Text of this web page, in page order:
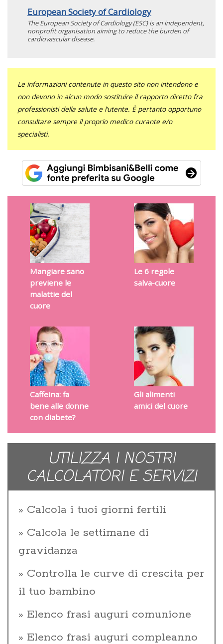
European Society of Cardiology
The European Society of Cardiology (ESC) is an independent,
nonprofit organisation aiming to reduce the burden of
cardiovascular disease.
Le informazioni contenute in questo sito non intendono e
non devono in alcun modo sostituire il rapporto diretto fra
professionisti della salute e l’utente. È pertanto opportuno
consultare sempre il proprio medico curante e/o
specialisti.
Mangiare sano
previene le
malattie del
cuore
Le 6 regole
salva-cuore
Caffeina: fa
bene alle donne
con diabete?
Gli alimenti
amici del cuore
UTILIZZA I NOSTRI
CALCOLATORI E SERVIZI
Calcola i tuoi giorni fertili
Calcola le settimane di
gravidanza
Controlla le curve di crescita per
il tuo bambino
Elenco frasi auguri comunione
Elenco frasi auguri compleanno